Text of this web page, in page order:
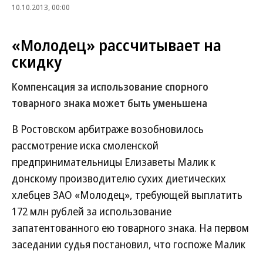
10.10.2013, 00:00
«Молодец» рассчитывает на
скидку
Компенсация за использование спорного
товарного знака может быть уменьшена
В Ростовском арбитраже возобновилось
рассмотрение иска смоленской
предпринимательницы Елизаветы Малик к
донскому производителю сухих диетических
хлебцев ЗАО «Молодец», требующей выплатить
172 млн рублей за использование
запатентованного ею товарного знака. На первом
заседании судья постановил, что госпоже Малик